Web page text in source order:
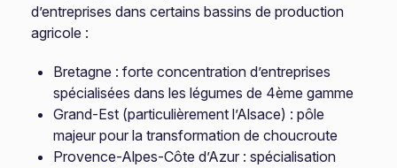
d’entreprises dans certains bassins de production
agricole :
Bretagne : forte concentration d’entreprises
spécialisées dans les légumes de 4ème gamme
Grand-Est (particulièrement l’Alsace) : pôle
majeur pour la transformation de choucroute
Provence-Alpes-Côte d’Azur : spécialisation